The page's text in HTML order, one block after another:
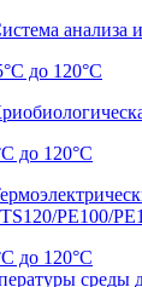
анализа
до 120°C
до 120°C
PE100/
до 120°C
среды